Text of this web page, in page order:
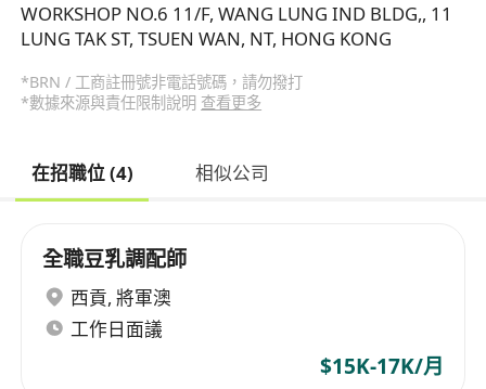
WORKSHOP NO.6 11/F, WANG LUNG IND BLDG,, 11
LUNG TAK ST, TSUEN WAN, NT, HONG KONG
*BRN / 工商註冊號非電話號碼，請勿撥打
*數據來源與責任限制說明 查看更多
在招職位 (4) 相似公司
全職豆乳調配師
西貢, 將軍澳
工作日面議
$15K-17K/月